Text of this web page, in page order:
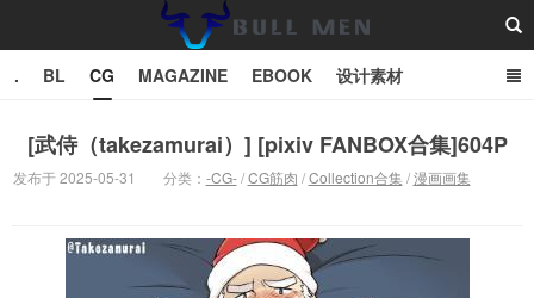
Bull Man斗牛士
. BL CG MAGAZINE EBOOK 设计素材
[武侍（takezamurai）] [pixiv FANBOX合集]604P
发布于 2025-05-31 分类： -CG-/CG筋肉 /Collection合集/漫画画集